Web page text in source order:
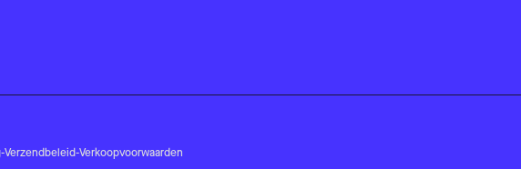
-Verzendbeleid-Verkoopvoorwaarden